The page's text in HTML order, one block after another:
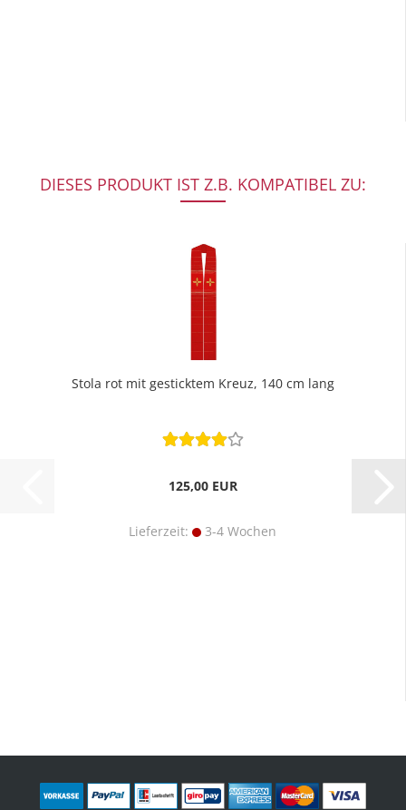
DIESES PRODUKT IST Z.B. KOMPATIBEL ZU:
Stola rot mit gesticktem Kreuz, 140 cm lang
125,00 EUR
Lieferzeit: 3-4 Wochen